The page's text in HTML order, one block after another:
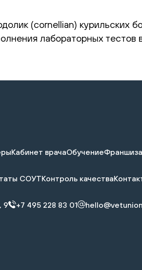
(cornellian) курильских
лабораторных тестов
Кабинет врачаОбучениеФраншиза
СОУТКонтроль качества
9 +7 495 228 83 01